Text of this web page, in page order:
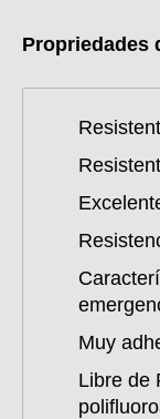
Propriedades
Muy
Libre de